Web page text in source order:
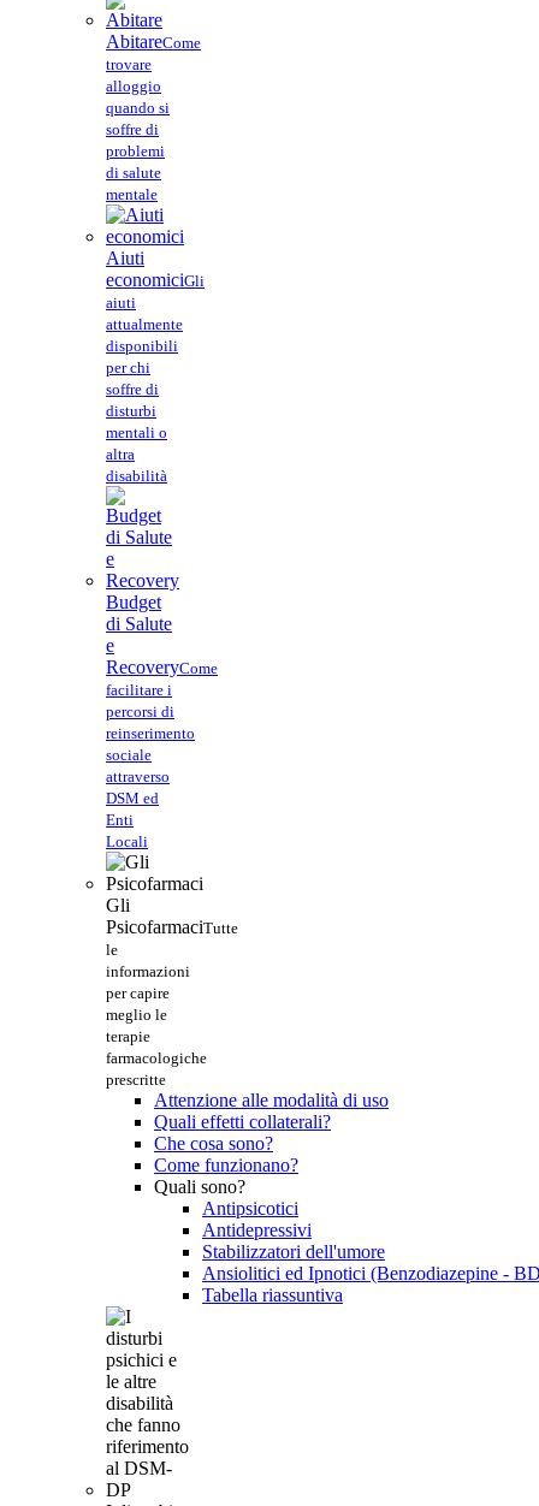
AbitareCome
trovare
alloggio
quando si
soffre di
problemi
di salute
mentale
Aiuti
economiciGli
aiuti
attualmente
disponibili
per chi
soffre di
disturbi
mentali o
altra
disabilità
Budget
di Salute
e
RecoveryCome
facilitare i
percorsi di
reinserimento
sociale
attraverso
DSM ed
Enti
Locali
Gli
PsicofarmaciTutte
le
informazioni
per capire
meglio le
terapie
farmacologiche
prescritte
Attenzione alle modalità di uso
Quali effetti collaterali?
Che cosa sono?
Come funzionano?
Quali sono?
Antipsicotici
Antidepressivi
Stabilizzatori dell'umore
Ansiolitici ed Ipnotici (Benzodiazepine -
Tabella riassuntiva